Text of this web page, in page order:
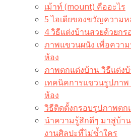
เม้าท์ (mount) คืออะไร​
5 ไอเดียของขวัญความ
4 วิธีแต่งบ้านสวยด้วยกร
ภาพแขวนผนัง เพื่อควา
ห้อง
ภาพตกแต่งบ้าน วิธีแต่ง
เทคนิคการแขวนรูปภาพ
ห้อง
วิธีติดตั้งกรอบรูปภาพตก
นำความรู้สึกดีๆ มาสู่บ้า
งานศิลปะที่ไม่ซ้ำใคร